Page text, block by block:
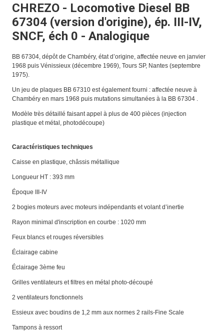
CHREZO - Locomotive Diesel BB
67304 (version d'origine), ép. III-IV,
SNCF, éch 0 - Analogique
BB 67304, dépôt de Chambéry, état d’origine, affectée neuve en janvier
1968 puis Vénissieux (décembre 1969), Tours SP, Nantes (septembre
1975).
Un jeu de plaques BB 67310 est également fourni : affectée neuve à
Chambéry en mars 1968 puis mutations simultanées à la BB 67304 .
Modèle très détaillé faisant appel à plus de 400 pièces (injection
plastique et métal, photodécoupe)
Caractéristiques techniques
Caisse en plastique, châssis métallique
Longueur HT : 393 mm
Époque III-IV
2 bogies moteurs avec moteurs indépendants et volant d’inertie
Rayon minimal d'inscription en courbe : 1020 mm
Feux blancs et rouges réversibles
Éclairage cabine
Éclairage 3ème feu
Grilles ventilateurs et filtres en métal photo-découpé
2 ventilateurs fonctionnels
Essieux avec boudins de 1,2 mm aux normes 2 rails-Fine Scale
Tampons à ressort